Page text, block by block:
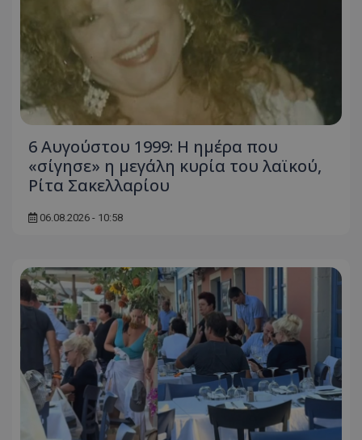
6 Αυγούστου 1999: Η ημέρα που
«σίγησε» η μεγάλη κυρία του λαϊκού,
Ρίτα Σακελλαρίου
06.08.2026 - 10:58